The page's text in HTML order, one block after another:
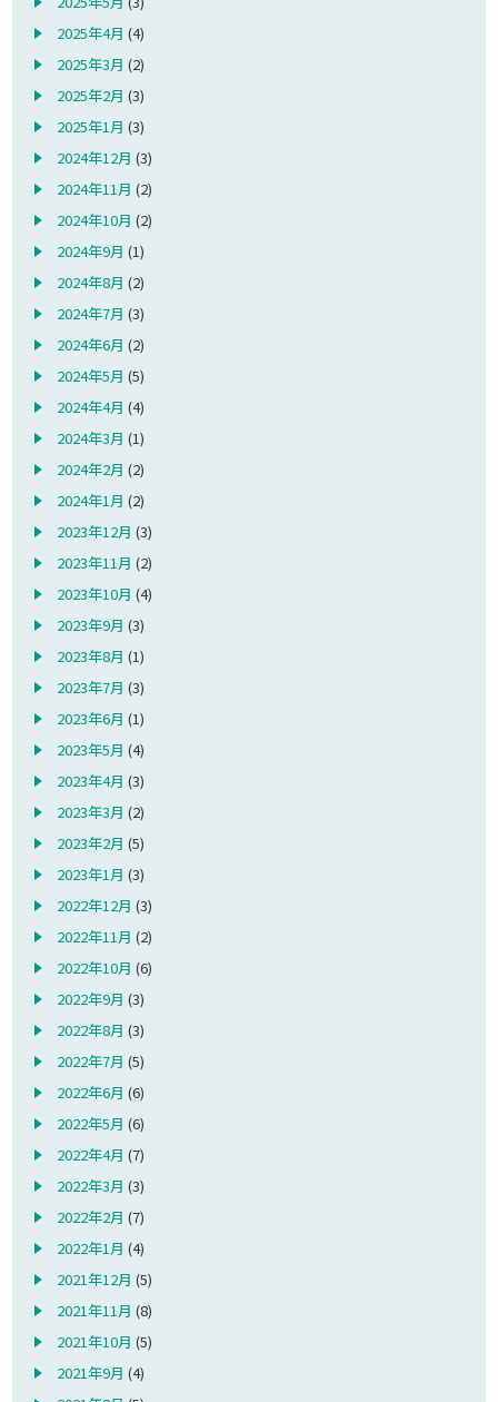
2025年4月 (4)
2025年3月 (2)
2025年2月 (3)
2025年1月 (3)
2024年12月 (3)
2024年11月 (2)
2024年10月 (2)
2024年9月 (1)
2024年8月 (2)
2024年7月 (3)
2024年6月 (2)
2024年5月 (5)
2024年4月 (4)
2024年3月 (1)
2024年2月 (2)
2024年1月 (2)
2023年12月 (3)
2023年11月 (2)
2023年10月 (4)
2023年9月 (3)
2023年8月 (1)
2023年7月 (3)
2023年6月 (1)
2023年5月 (4)
2023年4月 (3)
2023年3月 (2)
2023年2月 (5)
2023年1月 (3)
2022年12月 (3)
2022年11月 (2)
2022年10月 (6)
2022年9月 (3)
2022年8月 (3)
2022年7月 (5)
2022年6月 (6)
2022年5月 (6)
2022年4月 (7)
2022年3月 (3)
2022年2月 (7)
2022年1月 (4)
2021年12月 (5)
2021年11月 (8)
2021年10月 (5)
2021年9月 (4)